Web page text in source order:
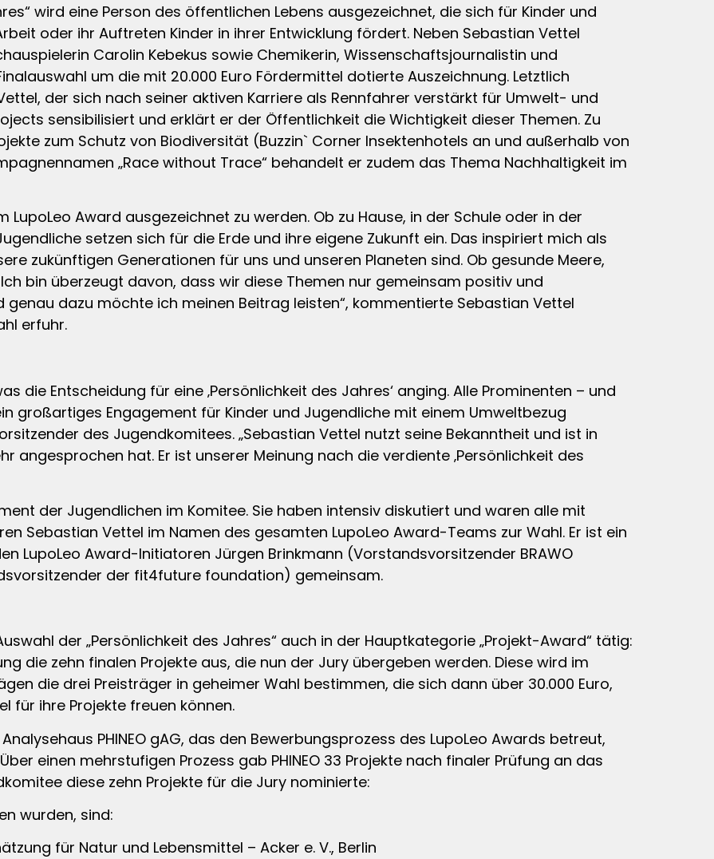
wird eine Person des öffentlichen Lebens ausgezeichnet, die sich für Kinder und
oder ihr Auftreten Kinder in ihrer Entwicklung fördert. Neben Sebastian Vettel
Carolin Kebekus sowie Chemikerin, Wissenschaftsjournalistin und
um die mit 20.000 Euro Fördermittel dotierte Auszeichnung. Letztlich
der sich nach seiner aktiven Karriere als Rennfahrer verstärkt für Umwelt- und
sensibilisiert und erklärt er der Öffentlichkeit die Wichtigkeit dieser Themen. Zu
zum Schutz von Biodiversität (Buzzin` Corner Insektenhotels an und außerhalb von
„Race without Trace“ behandelt er zudem das Thema Nachhaltigkeit im
LupoLeo Award ausgezeichnet zu werden. Ob zu Hause, in der Schule oder in der
setzen sich für die Erde und ihre eigene Zukunft ein. Das inspiriert mich als
zukünftigen Generationen für uns und unseren Planeten sind. Ob gesunde Meere,
bin überzeugt davon, dass wir diese Themen nur gemeinsam positiv und
dazu möchte ich meinen Beitrag leisten“, kommentierte Sebastian Vettel
erfuhr.
die Entscheidung für eine ‚Persönlichkeit des Jahres‘ anging. Alle Prominenten – und
großartiges Engagement für Kinder und Jugendliche mit einem Umweltbezug
des Jugendkomitees. „Sebastian Vettel nutzt seine Bekanntheit und ist in
angesprochen hat. Er ist unserer Meinung nach die verdiente ‚Persönlichkeit des
der Jugendlichen im Komitee. Sie haben intensiv diskutiert und waren alle mit
Sebastian Vettel im Namen des gesamten LupoLeo Award-Teams zur Wahl. Er ist ein
LupoLeo Award-Initiatoren Jürgen Brinkmann (Vorstandsvorsitzender BRAWO
der fit4future foundation) gemeinsam.
der „Persönlichkeit des Jahres“ auch in der Hauptkategorie „Projekt-Award“ tätig:
die zehn finalen Projekte aus, die nun der Jury übergeben werden. Diese wird im
die drei Preisträger in geheimer Wahl bestimmen, die sich dann über 30.000 Euro,
für ihre Projekte freuen können.
PHINEO gAG, das den Bewerbungsprozess des LupoLeo Awards betreut,
einen mehrstufigen Prozess gab PHINEO 33 Projekte nach finaler Prüfung an das
diese zehn Projekte für die Jury nominierte:
wurden, sind:
für Natur und Lebensmittel – Acker e. V., Berlin